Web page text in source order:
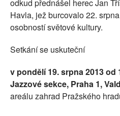
odkud přednášel herec Jan
Havla, jež burcovalo 22.
osobností světové kultury.
Setkání se uskuteční
v pondělí 19. srpna 2013
Jazzové sekce, Praha 1,
areálu zahrad Pražského